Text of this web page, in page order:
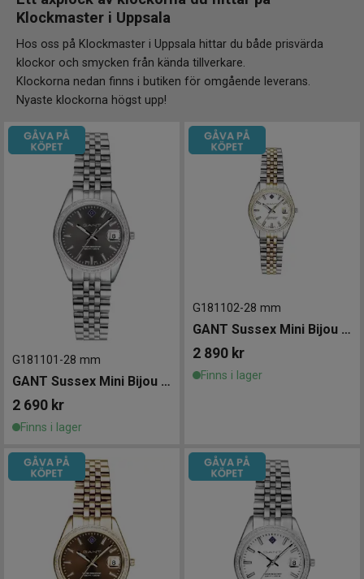
Klockmaster i Uppsala
Hos oss på Klockmaster i Uppsala hittar du både prisvärda
klockor och smycken från kända tillverkare.
Klockorna nedan finns i butiken för omgående leverans.
Nyaste klockorna högst upp!
G181101 -28 mm
GANT Sussex Mini Bijou 28mm
2 690 kr
Finns i lager
G181102-28 mm
GANT Sussex Mini Bijou 28mm
2 890 kr
Finns i lager